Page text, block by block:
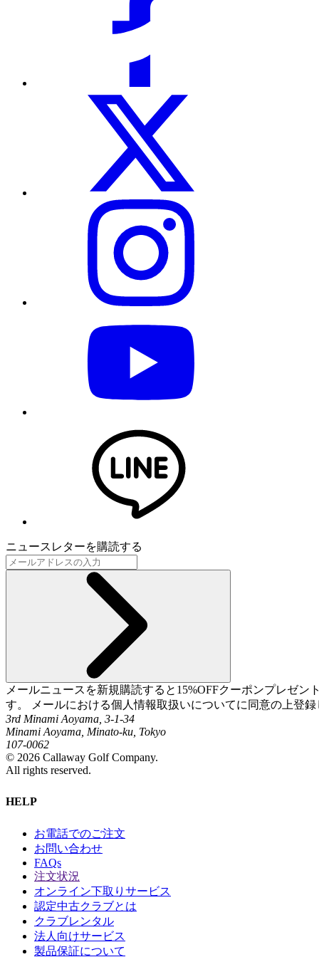
ニュースレターを購読する
メールニュースを新規購読すると15%OFFクーポンプレゼ
す。 メールにおける個人情報取扱いについてに同意の上登
3rd Minami Aoyama, 3-1-34
Minami Aoyama, Minato-ku, Tokyo
107-0062
© 2026 Callaway Golf Company.
All rights reserved.
HELP
お電話でのご注文
お問い合わせ
FAQs
注文状況
オンライン下取りサービス
認定中古クラブとは
クラブレンタル
法人向けサービス
製品保証について